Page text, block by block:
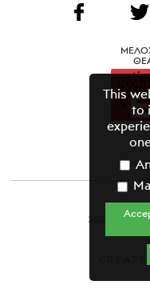
2021
This
to